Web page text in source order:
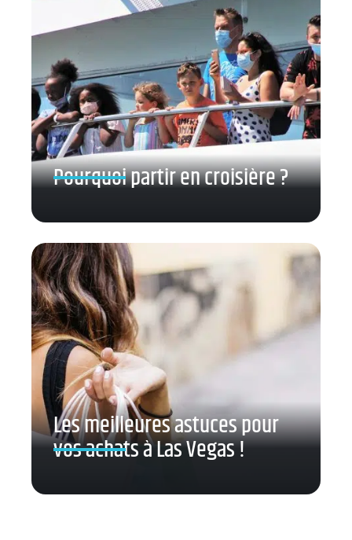
Pourquoi partir en croisière ?
Les meilleures astuces pour
vos achats à Las Vegas !